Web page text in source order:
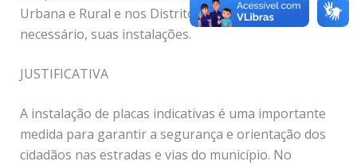
Urbana e Rural e nos Distritos, e, quando
necessário, suas instalações.
JUSTIFICATIVA
A instalação de placas indicativas é uma importante
medida para garantir a segurança e orientação dos
cidadãos nas estradas e vias do município. No